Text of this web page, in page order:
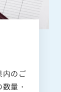
内のご
量・